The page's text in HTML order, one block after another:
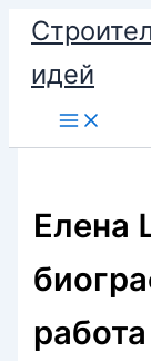
Перейти
содержимому
идей
Елена
работа